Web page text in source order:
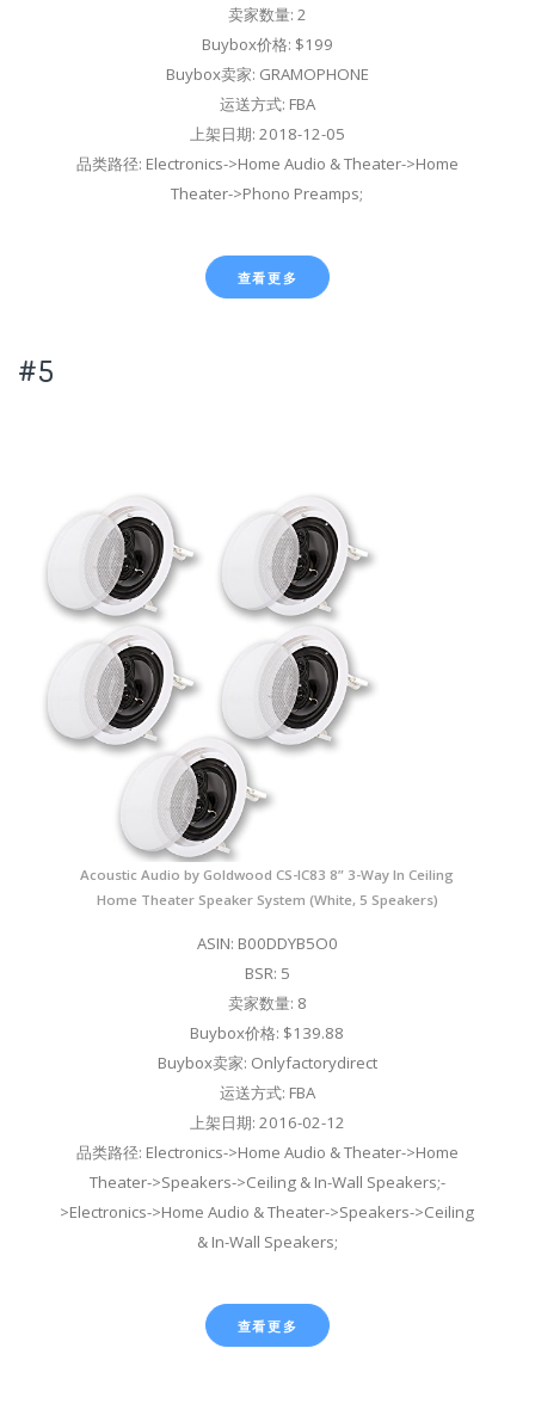
卖家数量: 2
Buybox价格: $199
Buybox卖家: GRAMOPHONE
运送方式: FBA
上架日期: 2018-12-05
品类路径: Electronics->Home Audio & Theater->Home
Theater->Phono Preamps;
查看更多
#5
Acoustic Audio by Goldwood CS-IC83 8” 3-Way In Ceiling
Home Theater Speaker System (White, 5 Speakers)
ASIN: B00DDYB5O0
BSR: 5
卖家数量: 8
Buybox价格: $139.88
Buybox卖家: Onlyfactorydirect
运送方式: FBA
上架日期: 2016-02-12
品类路径: Electronics->Home Audio & Theater->Home
Theater->Speakers->Ceiling & In-Wall Speakers;-
>Electronics->Home Audio & Theater->Speakers->Ceiling
& In-Wall Speakers;
查看更多